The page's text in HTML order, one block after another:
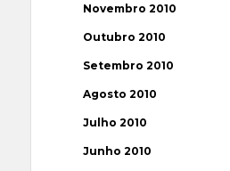
Novembro 2010
Outubro 2010
Setembro 2010
Agosto 2010
Julho 2010
Junho 2010